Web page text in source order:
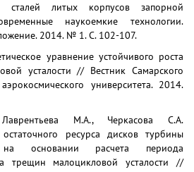
сталей литых корпусов запорной
наукоемкие технологии.
2014. № 1. С. 102-107.
уравнение устойчивого роста
усталости // Вестник Самарского
аэрокосмического университета. 2014.
М.А., Черкасова С.А.
ресурса дисков турбины
на основании расчета периода
трещин малоцикловой усталости //